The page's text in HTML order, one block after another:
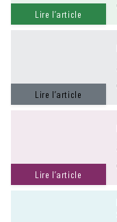
Lire l’article
Lire l’article
Lire l’article